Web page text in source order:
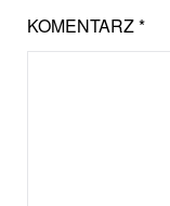
KOMENTARZ*